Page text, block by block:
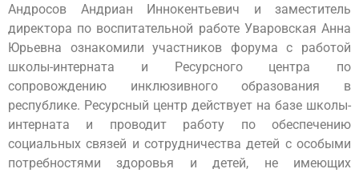
Андросов Андриан Иннокентьевич и заместитель
директора по воспитательной работе Уваровская Анна
Юрьевна ознакомили участников форума с работой
школы-интерната и Ресурсного центра по
сопровождению инклюзивного образования в
республике. Ресурсный центр действует на базе школы-
интерната и проводит работу по обеспечению
социальных связей и сотрудничества детей с особыми
потребностями здоровья и детей, не имеющих